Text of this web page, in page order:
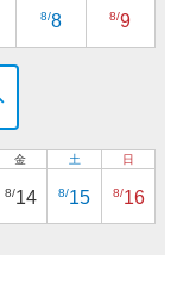
8/8 8/9
金
8/14
土
8/15
日
8/16